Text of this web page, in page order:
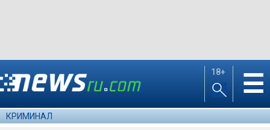
18+ ☰
КРИМИНАЛ